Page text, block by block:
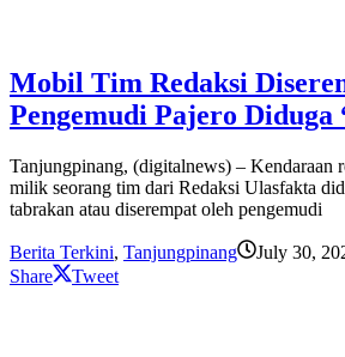
Mobil Tim Redaksi
Pengemudi Pajero Diduga
Tanjungpinang, (digitalnews) – Kendaraan
milik seorang tim dari Redaksi Ulasfakta
tabrakan atau diserempat oleh pengemudi
Berita Terkini, Tanjungpinang July 30,
Share
Tweet